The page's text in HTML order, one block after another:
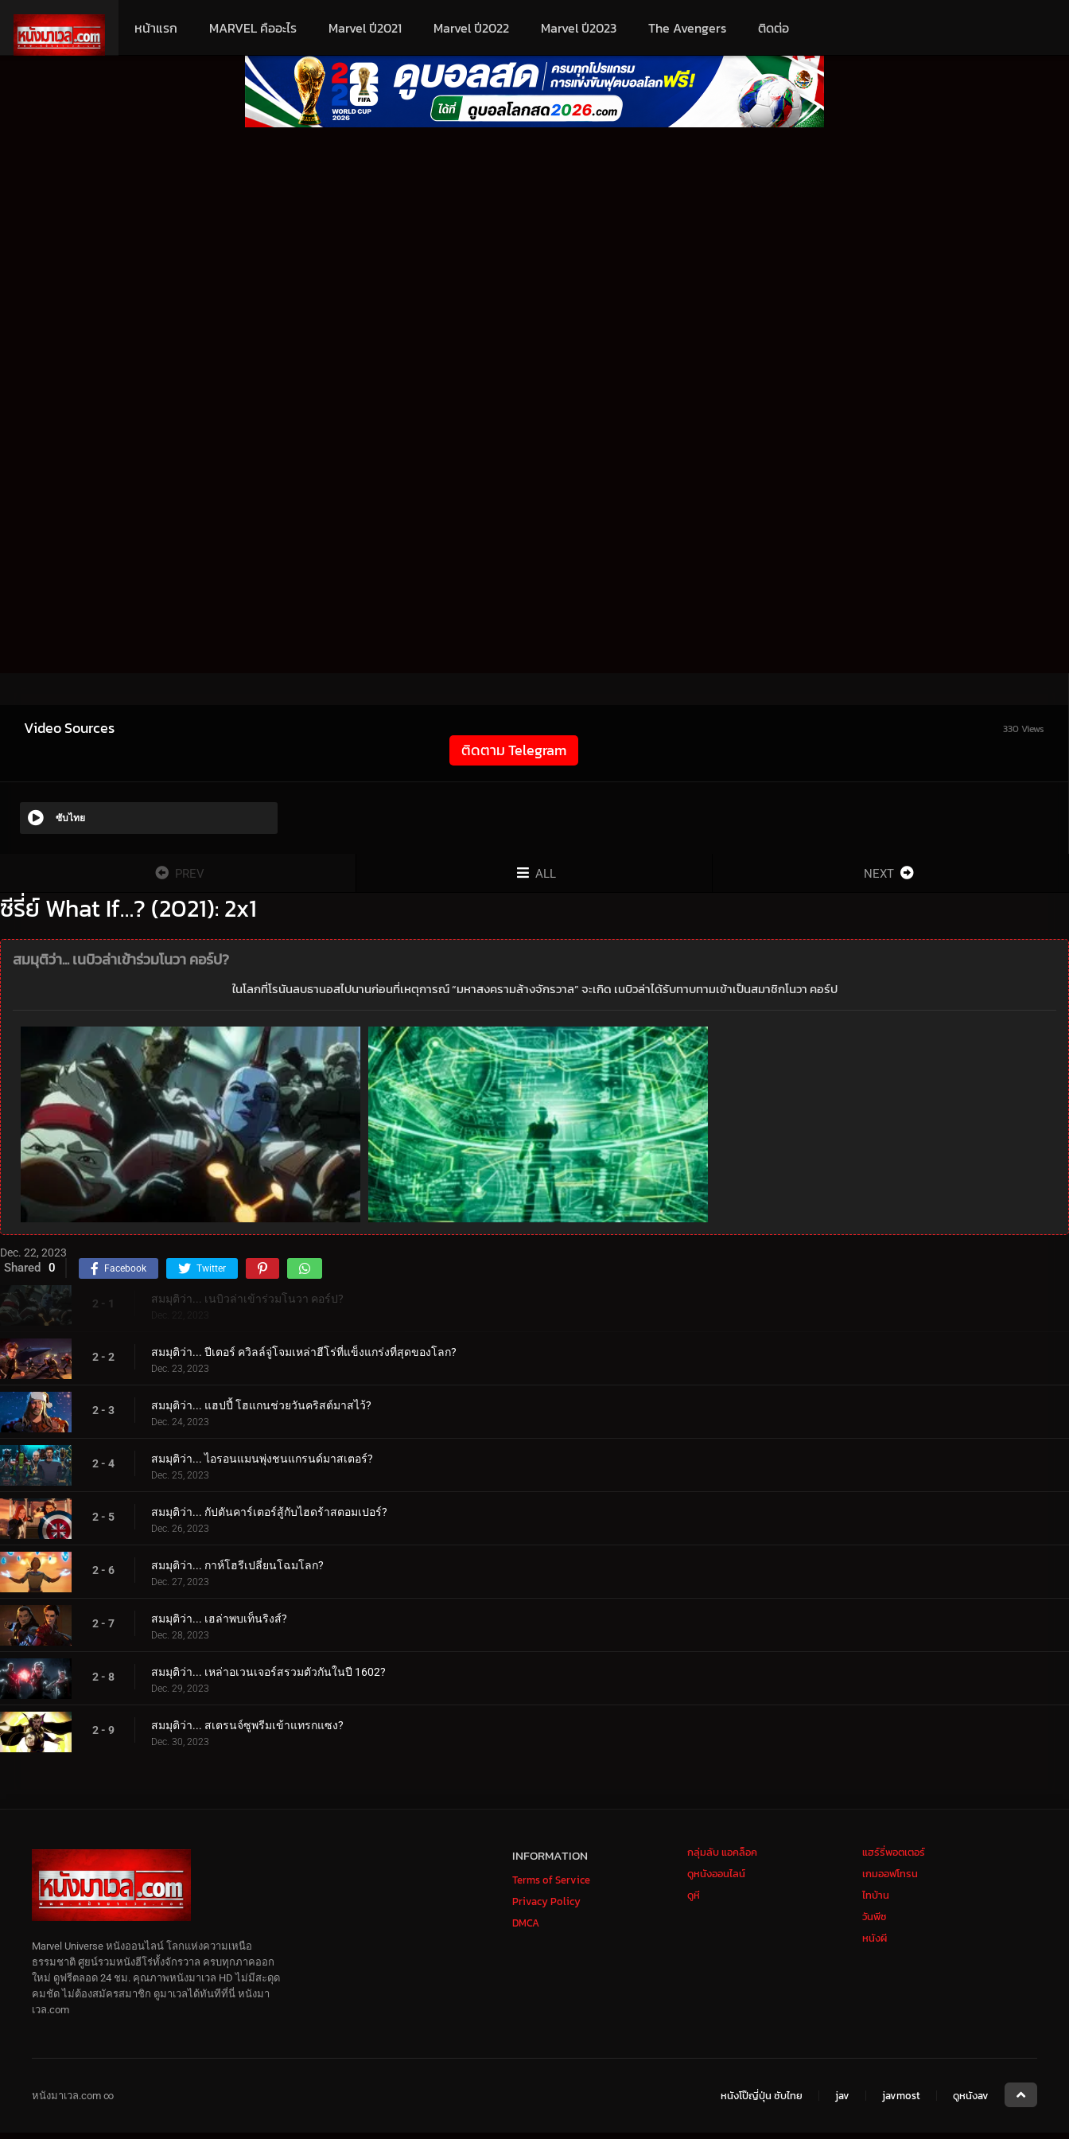
หน้าแรก MARVEL คืออะไร Marvel ปี2021 Marvel ปี2022 Marvel ปี2023 The Avengers ติดต่อ
Video Sources 330 Views
ติดตาม Telegram
ซับไทย
PREV ALL NEXT
ซีรี่ย์ What If…? (2021): 2x1
สมมุติว่า... เนบิวล่าเข้าร่วมโนวา คอร์ป?
ในโลกที่โรนันลบธานอสไปนานก่อนที่เหตุการณ์ “มหาสงครามล้างจักรวาล” จะเกิด เนบิวล่าได้รับทาบทามเข้าเป็นสมาชิกโนวา คอร์ป
Dec. 22, 2023
Shared 0 Facebook Twitter
2 - 1 สมมุติว่า... เนบิวล่าเข้าร่วมโนวา คอร์ป?
2 - 2 สมมุติว่า... ปีเตอร์ ควิลล์จู่โจมเหล่าฮีโร่ที่แข็งแกร่งที่สุดของโลก?
Dec. 23, 2023
2 - 3 สมมุติว่า... แฮปปี้ โฮแกนช่วยวันคริสต์มาสไว้?
Dec. 24, 2023
2 - 4 สมมุติว่า... ไอรอนแมนพุ่งชนแกรนด์มาสเตอร์?
Dec. 25, 2023
2 - 5 สมมุติว่า... กัปตันคาร์เตอร์สู้กับไฮดร้าสตอมเปอร์?
Dec. 26, 2023
2 - 6 สมมุติว่า... กาห์โฮรีเปลี่ยนโฉมโลก?
Dec. 27, 2023
2 - 7 สมมุติว่า... เฮล่าพบเท็นริงส์?
Dec. 28, 2023
2 - 8 สมมุติว่า... เหล่าอเวนเจอร์สรวมตัวกันในปี 1602?
Dec. 29, 2023
2 - 9 สมมุติว่า... สเตรนจ์ซูพรีมเข้าแทรกแซง?
Dec. 30, 2023
INFORMATION
Terms of Service
Privacy Policy
DMCA
กลุ่มลับ แอคล็อค
ดูหนังออนไลน์
ดูหี
แฮร์รี่พอตเตอร์
เกมออฟโทรน
ไทบ้าน
วันพีช
หนังผี
Marvel Universe หนังออนไลน์ โลกแห่งความเหนือ
ธรรมชาติ ศูยน์รวมหนังฮีโร่ทั้งจักรวาล ครบทุกภาคออก
ใหม่ ดูฟรีตลอด 24 ชม. คุณภาพหนังมาเวล HD ไม่มีสะดุด
คมชัด ไม่ต้องสมัครสมาชิก ดูมาเวลได้ทันทีที่นี่ หนังมา
เวล.com
หนังมาเวล.com ∞ หนังโป๊ญี่ปุ่น ซับไทย jav javmost ดูหนังav